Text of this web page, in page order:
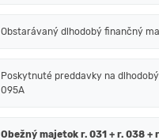
Obstarávaný dlhodobý finančný
Poskytnuté preddavky na
095A
Obežný majetok r. 031 + r. 038 +